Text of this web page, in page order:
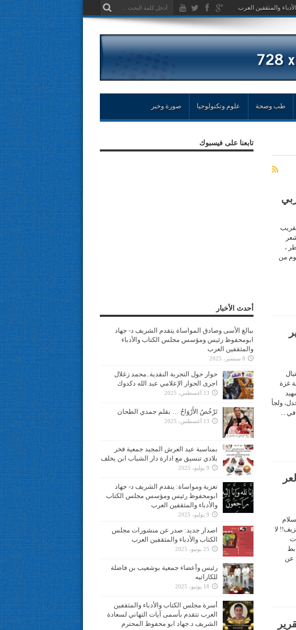
طب وصحة علوم وتكنولوجيا صورة وخبر
،
من
السنوية الـ14 لإغتيال
غزة
ولجأ
لا
عن
تابعنا على فيسبوك
أحدث الأخبار
ببالغ الأسى وصادق المواساة يتقدم الشريف د- جهاد
ابومحفوظ رئيس ومؤسس مجلس الكتاب والأدباء
والمثقفين العرب
8 سبتمبر، 2025
حوار حول التجربة النقدية..محمد زغلال
اجرى الحوار الإعلامي عبد الله دكدوك
13 أغسطس، 2025
تَرْخُصُ الأَرْوَاحُ … بقلم حمدي الطحان
13 أغسطس، 2025
بمناسبة عيد العرش المجيد جمعية فخر
بلادي تنسيق مع ادارة دار الشباب ابن يخلف
9 يوليو، 2025
تعزية ومواساة: يتقدم الشريف د- جهاد
ابومحفوظ رئيس ومؤسس مجلس الكتاب
والأدباء والمثقفين العرب
9 يوليو، 2025
اصدار جديد: صدر عن منشورات مجلس
الكتاب والأدباء والمثقفين العرب
25 يونيو، 2025
رئيس وأعضاء جمعية بوشعيب بن فاضلة
للكاراتيه
18 يونيو، 2025
أسرة مجلس الكتاب والأدباء والمثقفين
العرب تتقدم بأسمى آيات التهاني لسعادة
الشريف د.جهاد ابو محفوظ المحترم